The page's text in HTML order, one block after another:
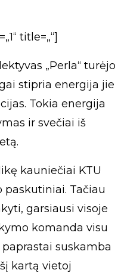
title=„“]
„Perla“ turėjo
stipria energija jie
Tokia energija
ir svečiai iš
kauniečiai KTU
paskutiniai. Tačiau
garsiausi visoje
komanda visu
suskamba
kartą vietoj